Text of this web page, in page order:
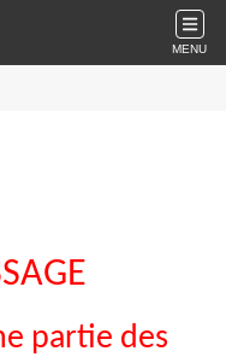
MENU
partie des